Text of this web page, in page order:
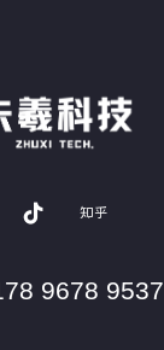
9678 9537